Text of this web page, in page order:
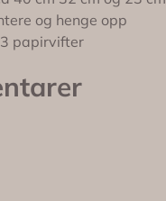
og henge opp
papirvifter